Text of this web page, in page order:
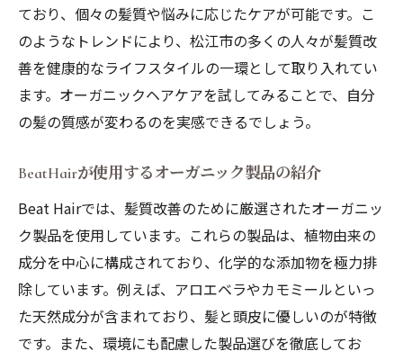
ており、個々の髪質や悩みに応じたケアが可能です。こ
のようなトレンドにより、松江市の多くの人々が髪質改
善を健康的なライフスタイルの一環として取り入れてい
ます。オーガニックヘアケアを試してみることで、自分
の髪の質感が変わるのを実感できるでしょう。
BeatHairが使用するオーガニック製品の紹介
Beat Hairでは、髪質改善のために厳選されたオーガニッ
ク製品を使用しています。これらの製品は、植物由来の
成分を中心に構成されており、化学的な添加物を極力排
除しています。例えば、アロエベラやカモミールといっ
た天然成分が含まれており、髪と頭皮に優しいのが特徴
です。また、環境にも配慮した製品選びを徹底してお